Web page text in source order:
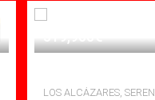
LOS ALCÁZARES,